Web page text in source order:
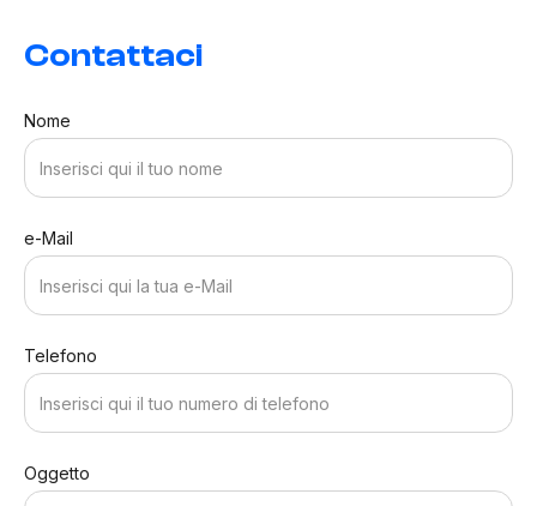
Contattaci
Nome
e-Mail
Telefono
Oggetto